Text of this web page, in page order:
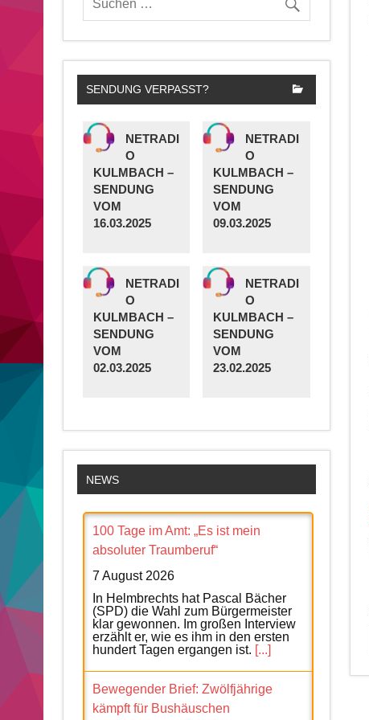
SENDUNG VERPASST?
NETRADI
O
KULMBACH –
SENDUNG
VOM
16.03.2025
NETRADI
O
KULMBACH –
SENDUNG
VOM
09.03.2025
NETRADI
O
KULMBACH –
SENDUNG
VOM
02.03.2025
NETRADI
O
KULMBACH –
SENDUNG
VOM
23.02.2025
NEWS
100 Tage im Amt: „Es ist mein
absoluter Traumberuf“
7 August 2026
In Helmbrechts hat Pascal Bächer
(SPD) die Wahl zum Bürgermeister
klar gewonnen. Im großen Interview
erzählt er, wie es ihm in den ersten
hundert Tagen ergangen ist. [...]
Bewegender Brief: Zwölfjährige
kämpft für Bushäuschen